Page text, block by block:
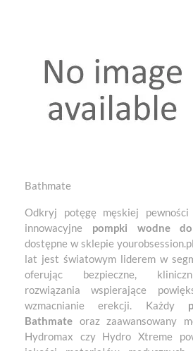
Bathmate
Odkryj potęgę męskiej
innowacyjne pompki wodne
dostępne w sklepie
lat jest światowym liderem w
oferując bezpieczne,
rozwiązania wspierające
wzmacnianie erekcji. Każdy
Bathmate oraz zaawansowany
Hydromax czy Hydro Xtreme